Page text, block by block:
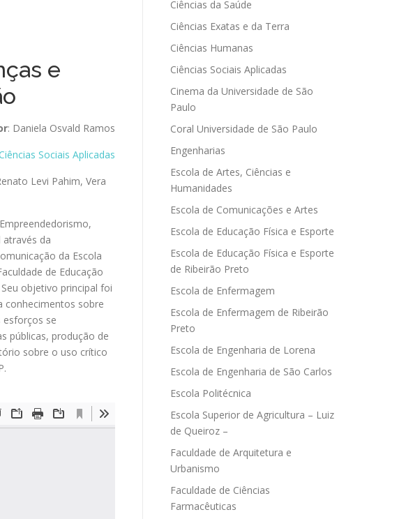
e
: Daniela Osvald Ramos
Sociais Aplicadas
Levi Pahim, Vera
da
da Escola
de Educação
objetivo principal foi
conhecimentos sobre
se
públicas, produção de
sobre o uso crítico
Ciências da Saúde
Ciências Exatas e da Terra
Ciências Humanas
Ciências Sociais Aplicadas
Cinema da Universidade de São
Paulo
Coral Universidade de São Paulo
Engenharias
Escola de Artes, Ciências e
Humanidades
Escola de Comunicações e Artes
Escola de Educação Física e Esporte
Escola de Educação Física e Esporte
de Ribeirão Preto
Escola de Enfermagem
Escola de Enfermagem de Ribeirão
Preto
Escola de Engenharia de Lorena
Escola de Engenharia de São Carlos
Escola Politécnica
Escola Superior de Agricultura – Luiz
de Queiroz –
Faculdade de Arquitetura e
Urbanismo
Faculdade de Ciências
Farmacêuticas